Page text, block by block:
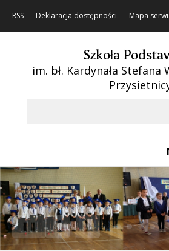
RSS Deklaracja dostępności Mapa
Szkoła
im. bł. Kardynała Stefana
Poprzedni Element
Następny Element
❚❚